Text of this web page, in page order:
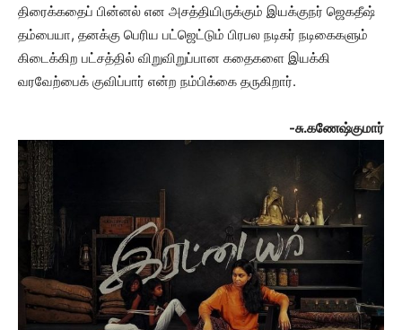
திரைக்கதைப் பின்னல் என அசத்தியிருக்கும் இயக்குநர் ஜெகதீஷ்
தம்பையா, தனக்கு பெரிய பட்ஜெட்டும் பிரபல நடிகர் நடிகைகளும்
கிடைக்கிற பட்சத்தில் விறுவிறுப்பான கதைகளை இயக்கி
வரவேற்பைக் குவிப்பார் என்ற நம்பிக்கை தருகிறார்.
-சு.கணேஷ்குமார்